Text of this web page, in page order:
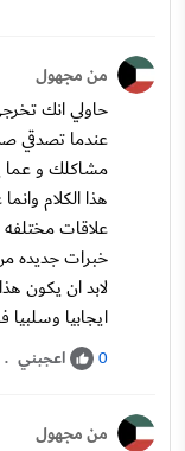
من مجهول
حاولي انك
عندما تصدقي
مشاكلك و عما
هذا الكلام
علاقات
خبرات جديده
لابد ان يكون
ايجابيا
0 اعجبني .
من مجهول